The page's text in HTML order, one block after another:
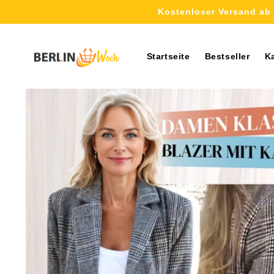
Inhalt
Kostenloser Versand
Startseite Bestseller
Zu
Produktinformationen